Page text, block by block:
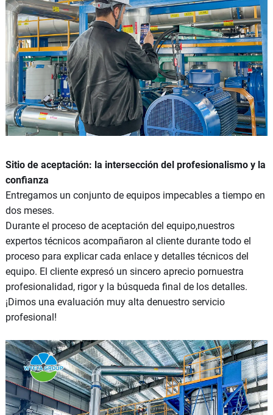
Sitio de aceptación: la intersección del profesionalismo y la
confianza
Entregamos un conjunto de equipos impecables a tiempo en
dos meses.
Durante el proceso de aceptación del equipo,nuestros
expertos técnicos acompañaron al cliente durante todo el
proceso para explicar cada enlace y detalles técnicos del
equipo. El cliente expresó un sincero aprecio pornuestra
profesionalidad, rigor y la búsqueda final de los detalles.
¡Dimos una evaluación muy alta denuestro servicio
profesional!